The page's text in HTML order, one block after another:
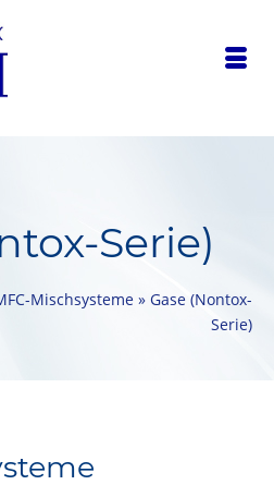
Serie)
Mischsysteme » Gase (Nontox-
Serie)